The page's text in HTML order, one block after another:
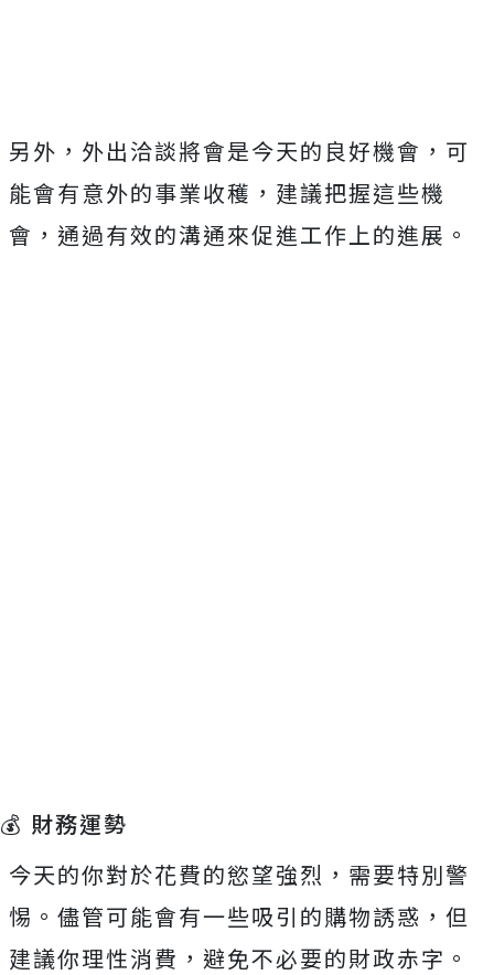
另外，外出洽談將會是今天的良好機會，可
能會有意外的事業收穫，建議把握這些機
會，通過有效的溝通來促進工作上的進展。
💰 財務運勢
今天的你對於花費的慾望強烈，需要特別警
惕。儘管可能會有一些吸引的購物誘惑，但
建議你理性消費，避免不必要的財政赤字。